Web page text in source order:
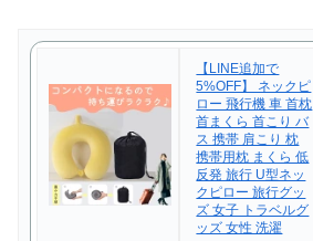
【LINE追加で
5%OFF】 ネックピ
ロー 飛行機 車 首枕
首まくら 首こり バ
ス 携帯 肩こり 枕
携帯用枕 まくら 低
反発 旅行 U型ネッ
クピロー 旅行グッ
ズ 女子 トラベルグ
ッズ 女性 洗濯